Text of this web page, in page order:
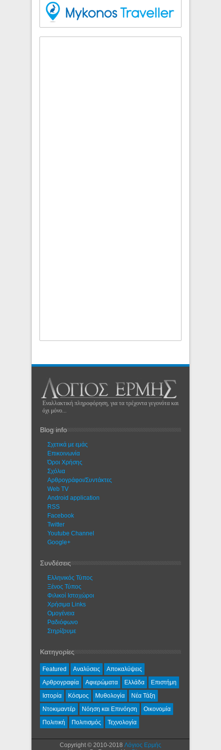
Εναλλακτική πληροφόρηση, για τα τρέχοντα γεγονότα και
όχι μόνο...
Blog info
Σχετικά με εμάς
Eπικοινωνία
Όροι Χρήσης
Σχόλια
Αρθρογράφοι/Συντάκτες
Web TV
Android application
RSS
Facebook
Twitter
Youtube Channel
Google+
Συνδέσεις
Ελληνικός Τύπος
Ξένος Τύπος
Φιλικοί Ιστοχώροι
Χρήσιμα Links
Ομογένεια
Ραδιόφωνο
Στηρίζουμε
Κατηγορίες
Featured Αναλύσεις
Αποκαλύψεις
Αρθρογραφία
Αφιερώματα Ελλάδα
Επιστήμη
Ιστορία
Κόσμος Μυθολογία
Νέα Τάξη
Ντοκιμαντέρ
Νόηση και Επινόηση
Οικονομία
Πολιτική
Πολιτισμός Τεχνολογία
Copyright © 2010-2018 Λόγιος Ερμής